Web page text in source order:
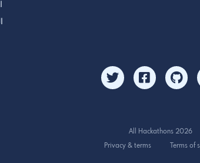
All Hackathons 2026
Privacy & terms
Terms of